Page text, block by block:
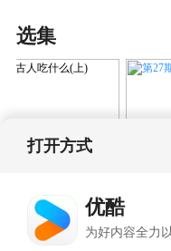
选集
京
打开方式
优酷
为好内容全力